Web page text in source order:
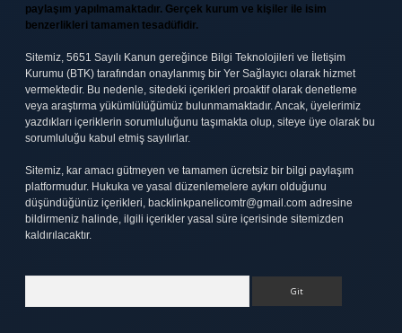
paylaşım yapılmamaktadır. Gerçek kurum ve kişiler ile isim
benzerlikleri tamamen tesadüfidir.
Sitemiz, 5651 Sayılı Kanun gereğince Bilgi Teknolojileri ve İletişim
Kurumu (BTK) tarafından onaylanmış bir Yer Sağlayıcı olarak hizmet
vermektedir. Bu nedenle, sitedeki içerikleri proaktif olarak denetleme
veya araştırma yükümlülüğümüz bulunmamaktadır. Ancak, üyelerimiz
yazdıkları içeriklerin sorumluluğunu taşımakta olup, siteye üye olarak bu
sorumluluğu kabul etmiş sayılırlar.
Sitemiz, kar amacı gütmeyen ve tamamen ücretsiz bir bilgi paylaşım
platformudur. Hukuka ve yasal düzenlemelere aykırı olduğunu
düşündüğünüz içerikleri, backlinkpanelicomtr@gmail.com adresine
bildirmeniz halinde, ilgili içerikler yasal süre içerisinde sitemizden
kaldırılacaktır.